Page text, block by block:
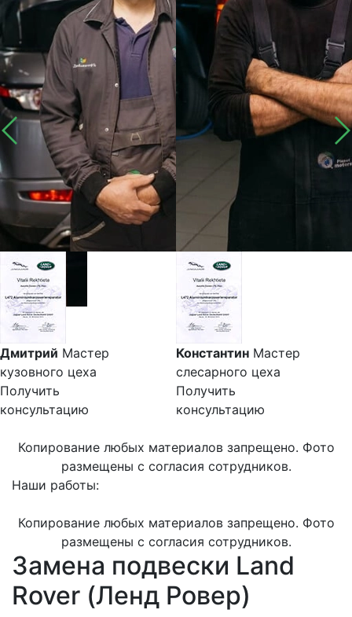
Дмитрий Мастер
кузовного цеха
Получить
консультацию
Константин Мастер
слесарного цеха
Получить
консультацию
Копирование любых материалов запрещено. Фото
размещены с согласия сотрудников.
Наши работы:
Копирование любых материалов запрещено. Фото
размещены с согласия сотрудников.
Замена подвески Land
Rover (Ленд Ровер)